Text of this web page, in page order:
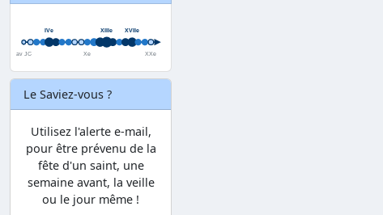
Le Saviez-vous ?
Utilisez l'alerte e-mail,
pour être prévenu de la
fête d'un saint, une
semaine avant, la veille
ou le jour même !